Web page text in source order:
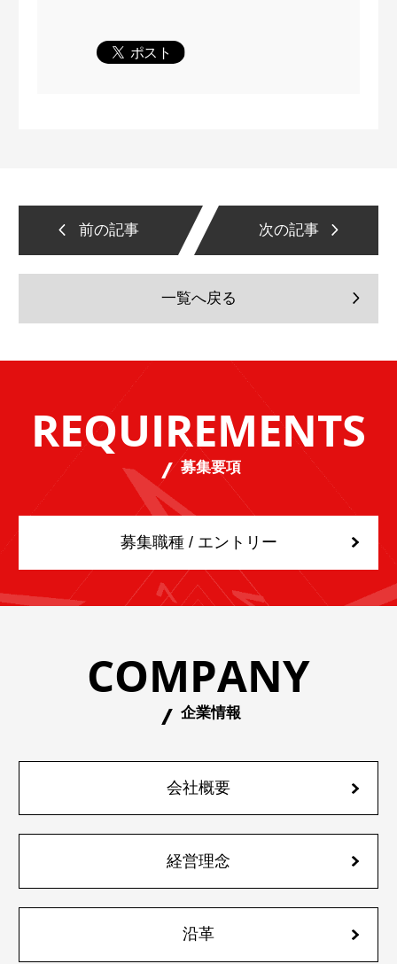
前の記事 次の記事
一覧へ戻る
REQUIREMENTS
募集要項
募集職種 / エントリー
COMPANY
企業情報
会社概要
経営理念
沿革